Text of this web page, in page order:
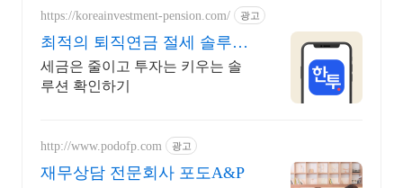
https://koreainvestment-pension.com/ 광고
최적의 퇴직연금 절세 솔루션
최대 148.5만원 절세
세금은 줄이고 투자는 키우는 솔
루션 확인하기
http://www.podofp.com 광고
재무상담 전문회사 포도A&P